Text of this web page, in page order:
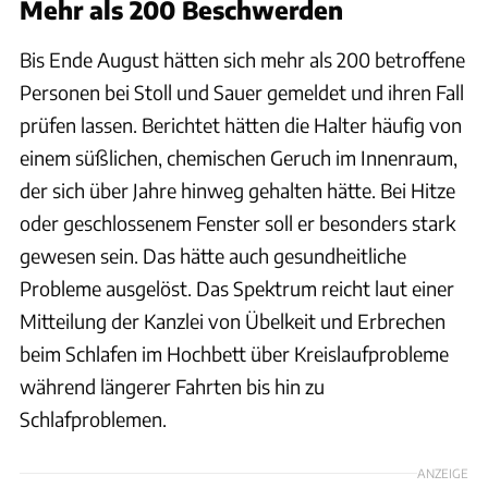
Mehr als 200 Beschwerden
Bis Ende August hätten sich mehr als 200 betroffene
Personen bei Stoll und Sauer gemeldet und ihren Fall
prüfen lassen. Berichtet hätten die Halter häufig von
einem süßlichen, chemischen Geruch im Innenraum,
der sich über Jahre hinweg gehalten hätte. Bei Hitze
oder geschlossenem Fenster soll er besonders stark
gewesen sein. Das hätte auch gesundheitliche
Probleme ausgelöst. Das Spektrum reicht laut einer
Mitteilung der Kanzlei von Übelkeit und Erbrechen
beim Schlafen im Hochbett über Kreislaufprobleme
während längerer Fahrten bis hin zu
Schlafproblemen.
ANZEIGE